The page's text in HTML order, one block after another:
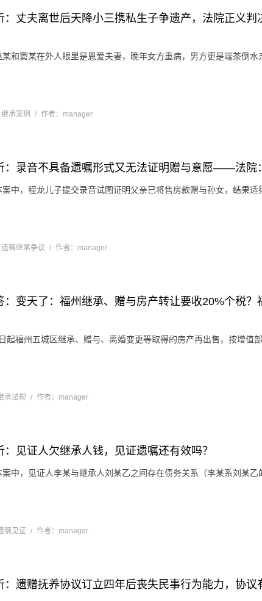
：丈夫离世后天降小三携私生子争遗产，法院正义判
和窦某在外人眼里是恩爱夫妻，晚年女方重病，男方更是端茶倒水
继承案例 作者： manager
：录音不具备遗嘱形式又无法证明赠与意愿——法院
中，程龙儿子提交录音试图证明父亲已将售房款赠与孙女，结果适
遗嘱继承争议 作者： manager
：变天了：福州继承、赠与房产转让要收20%个税？
起福州五城区继承、赠与、离婚变更等取得的房产再出售，按增值
承法规 作者： manager
见证人欠继承人钱，见证遗嘱还有效吗？
中，见证人李某与继承人刘某乙之间存在债务关系（李某系刘某乙
嘱见证 作者： manager
遗赠抚养协议订立四年后丧失民事行为能力，协议